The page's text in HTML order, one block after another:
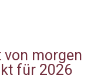
von morgen
für 2026